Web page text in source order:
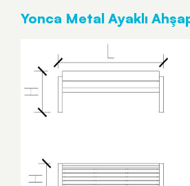
Yonca Metal Ayaklı